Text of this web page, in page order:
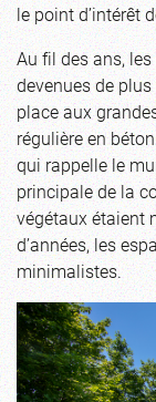
le point d’intérêt
Au fil des ans,
devenues de
place aux
régulière en
qui rappelle le
principale de la
végétaux étaient
d’années, les
minimalistes.